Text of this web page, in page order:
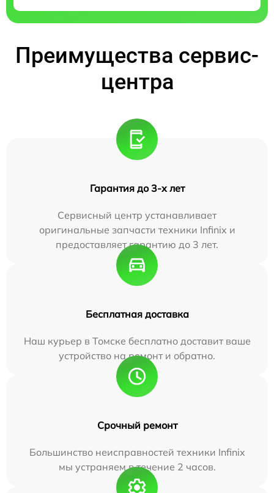
Преимущества сервис-
центра
Гарантия до 3-х лет
Сервисный центр устанавливает
оригинальные запчасти техники Infinix и
предоставляет гарантию до 3 лет.
Бесплатная доставка
Наш курьер в Томске бесплатно доставит ваше
устройство на ремонт и обратно.
Срочный ремонт
Большинство неисправностей техники Infinix
мы устраняем в течение 2 часов.